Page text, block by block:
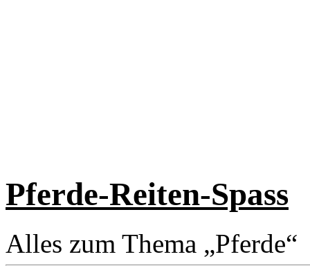
Pferde-Reiten-Spass
Alles zum Thema „Pferde“